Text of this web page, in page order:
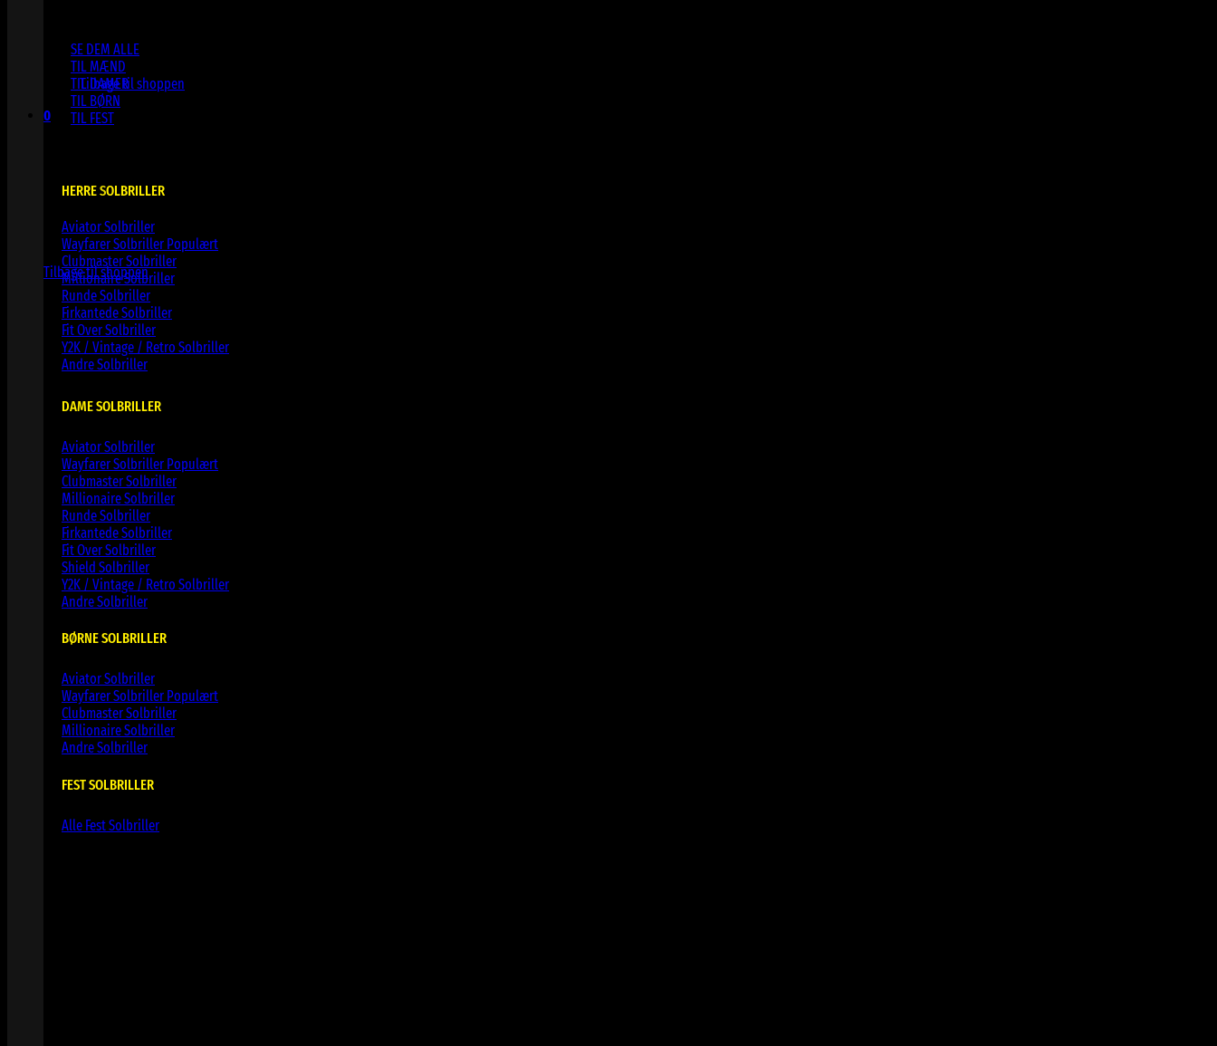
Ingen varer i kurven.
Tilbage til shoppen
0
Ingen varer i kurven.
Tilbage til shoppen
SE DEM ALLE
TIL MÆND
TIL DAMER
TIL BØRN
TIL FEST
HERRE SOLBRILLER
Aviator Solbriller
Wayfarer Solbriller
Clubmaster Solbriller
Millionaire Solbriller
Runde Solbriller
Firkantede Solbriller
Fit Over Solbriller
Y2K / Vintage / Retro Solbriller
Andre Solbriller
DAME SOLBRILLER
Aviator Solbriller
Wayfarer Solbriller
Clubmaster Solbriller
Millionaire Solbriller
Runde Solbriller
Firkantede Solbriller
Fit Over Solbriller
Shield Solbriller
Y2K / Vintage / Retro Solbriller
Andre Solbriller
BØRNE SOLBRILLER
Aviator Solbriller
Wayfarer Solbriller
Clubmaster Solbriller
Millionaire Solbriller
Andre Solbriller
FEST SOLBRILLER
Alle Fest Solbriller